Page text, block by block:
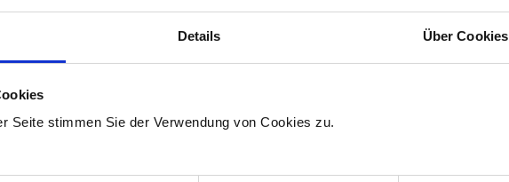
Details Über Cookies
Seite stimmen Sie der Verwendung von Cookies zu.